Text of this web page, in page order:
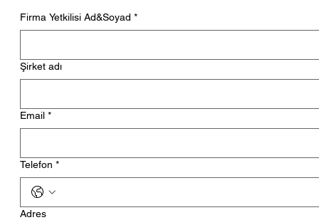
Firma Yetkilisi Ad&Soyad *
Şirket adı
Email *
Telefon *
Adres